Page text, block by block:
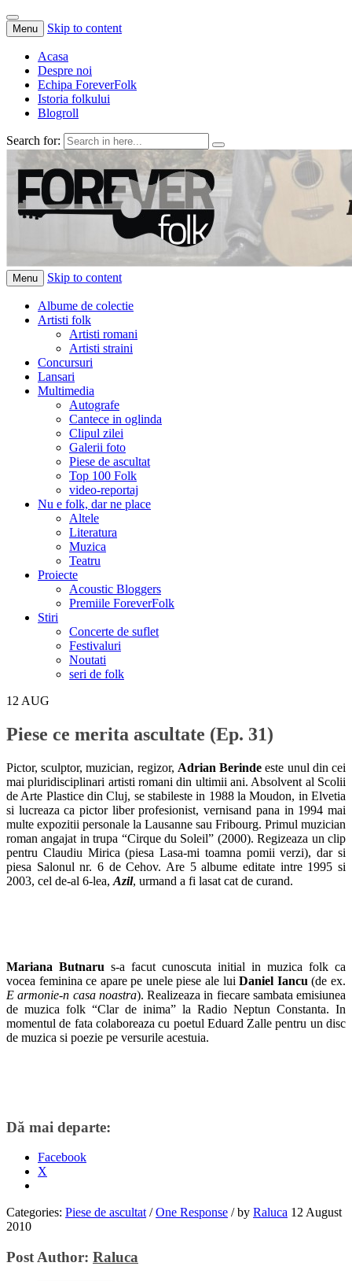
Menu Skip to content
Acasa
Despre noi
Echipa ForeverFolk
Istoria folkului
Blogroll
Search for:
ForeverFolk
Muzica sufletului tau
Menu Skip to content
Albume de colectie
Artisti folk
Artisti romani
Artisti straini
Concursuri
Lansari
Multimedia
Autografe
Cantece in oglinda
Clipul zilei
Galerii foto
Piese de ascultat
Top 100 Folk
video-reportaj
Nu e folk, dar ne place
Altele
Literatura
Muzica
Teatru
Proiecte
Acoustic Bloggers
Premiile ForeverFolk
Stiri
Concerte de suflet
Festivaluri
Noutati
seri de folk
12 AUG
Piese ce merita ascultate (Ep. 31)
Pictor, sculptor, muzician, regizor, Adrian Berinde este unul din cei
mai pluridisciplinari artisti romani din ultimii ani. Absolvent al Scolii
de Arte Plastice din Cluj, se stabileste in 1988 la Moudon, in Elvetia
si lucreaza ca pictor liber profesionist, vernisand pana in 1994 mai
multe expozitii personale la Lausanne sau Fribourg. Primul muzician
roman angajat in trupa “Cirque du Soleil” (2000). Regizeaza un clip
pentru Claudiu Mirica (piesa Lasa-mi toamna pomii verzi), dar si
piesa Salonul nr. 6 de Cehov. Are 5 albume editate intre 1995 si
2003, cel de-al 6-lea, Azil, urmand a fi lasat cat de curand.
Mariana Butnaru s-a facut cunoscuta initial in muzica folk ca
vocea feminina ce apare pe unele piese ale luiDaniel Iancu (de ex.
E armonie-n casa noastra). Realizeaza in fiecare sambata emisiunea
de muzica folk “Clar de inima” la Radio Neptun Constanta. In
momentul de fata colaboreaza cu poetul Eduard Zalle pentru un disc
de muzica si poezie pe versurile acestuia.
Dă mai departe:
Facebook
X
Categories: Piese de ascultat / One Response /by Raluca 12 August
2010
Post Author: Raluca